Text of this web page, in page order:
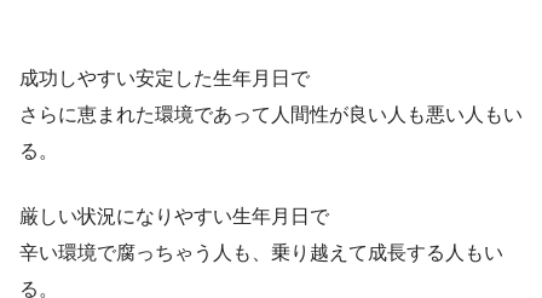
成功しやすい安定した生年月日で
さらに恵まれた環境であって人間性が良い人も悪い人もい
る。
厳しい状況になりやすい生年月日で
辛い環境で腐っちゃう人も、乗り越えて成長する人もい
る。